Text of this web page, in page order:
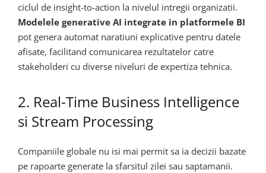
ciclul de insight-to-action la nivelul intregii organizatii.
Modelele generative AI integrate in platformele BI
pot genera automat naratiuni explicative pentru datele
afisate, facilitand comunicarea rezultatelor catre
stakeholderi cu diverse niveluri de expertiza tehnica.
2. Real-Time Business Intelligence
si Stream Processing
Companiile globale nu isi mai permit sa ia decizii bazate
pe rapoarte generate la sfarsitul zilei sau saptamanii.